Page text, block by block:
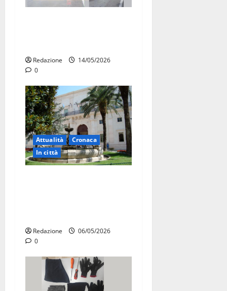
Redazione
14/05/2026
0
Attualità
Cronaca
In città
Redazione
06/05/2026
0